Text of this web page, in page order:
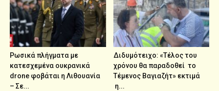
Ρωσικά πλήγματα με
κατεσχεμένα ουκρανικά
drone φοβάται η Λιθουανία
– Σε...
Διδυμότειχο: «Τέλος του
χρόνου θα παραδοθεί το
Τέμενος Βαγιαζήτ» εκτιμά
η...